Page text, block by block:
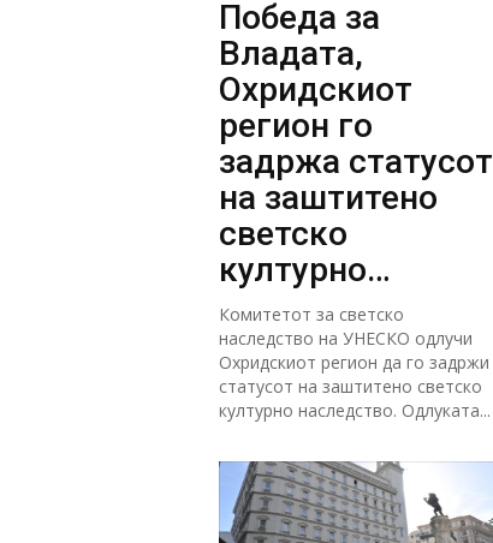
Победа за
Владата,
Охридскиот
регион го
задржа статусот
на заштитено
светско
културно
наследство
Комитетот за светско
наследство на УНЕСКО одлучи
Охридскиот регион да го задржи
статусот на заштитено светско
културно наследство. Одлуката...